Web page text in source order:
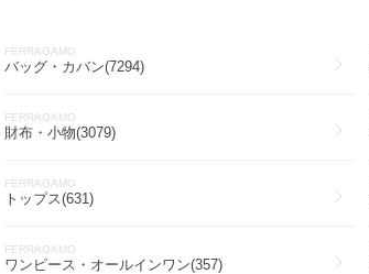
FERRAGAMO
バッグ・カバン(7294)
FERRAGAMO
財布・小物(3079)
FERRAGAMO
トップス(631)
FERRAGAMO
ワンピース・オールインワン(357)